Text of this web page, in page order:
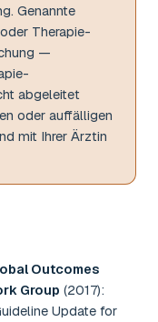
Genannte
Therapie-
—
abgeleitet
oder auffälligen
mit Ihrer Ärztin
Outcomes
Group (2017):
Update for